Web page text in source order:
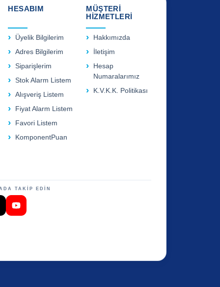
HESABIM
Üyelik Bilgilerim
Adres Bilgilerim
Siparişlerim
Stok Alarm Listem
Alışveriş Listem
Fiyat Alarm Listem
Favori Listem
KomponentPuan
MÜŞTERİ
HİZMETLERİ
Hakkımızda
İletişim
Hesap
Numaralarımız
K.V.K.K. Politikası
TAKİP EDİN